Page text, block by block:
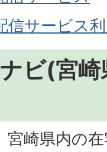
信サービス
ビ(宮
宮崎県内の